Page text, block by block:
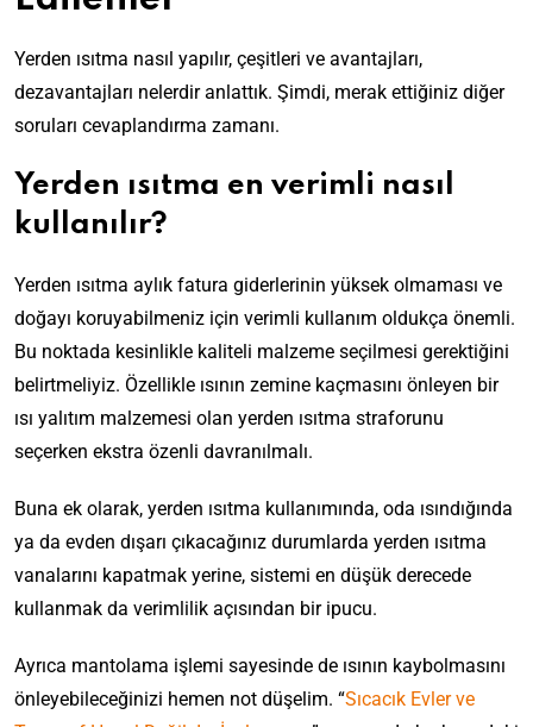
Yerden ısıtma nasıl yapılır, çeşitleri ve avantajları,
dezavantajları nelerdir anlattık. Şimdi, merak ettiğiniz diğer
soruları cevaplandırma zamanı.
Yerden ısıtma en verimli nasıl
kullanılır?
Yerden ısıtma aylık fatura giderlerinin yüksek olmaması ve
doğayı koruyabilmeniz için verimli kullanım oldukça önemli.
Bu noktada kesinlikle kaliteli malzeme seçilmesi gerektiğini
belirtmeliyiz. Özellikle ısının zemine kaçmasını önleyen bir
ısı yalıtım malzemesi olan yerden ısıtma straforunu
seçerken ekstra özenli davranılmalı.
Buna ek olarak, yerden ısıtma kullanımında, oda ısındığında
ya da evden dışarı çıkacağınız durumlarda yerden ısıtma
vanalarını kapatmak yerine, sistemi en düşük derecede
kullanmak da verimlilik açısından bir ipucu.
Ayrıca mantolama işlemi sayesinde de ısının kaybolmasını
önleyebileceğinizi hemen not düşelim. “Sıcacık Evler ve